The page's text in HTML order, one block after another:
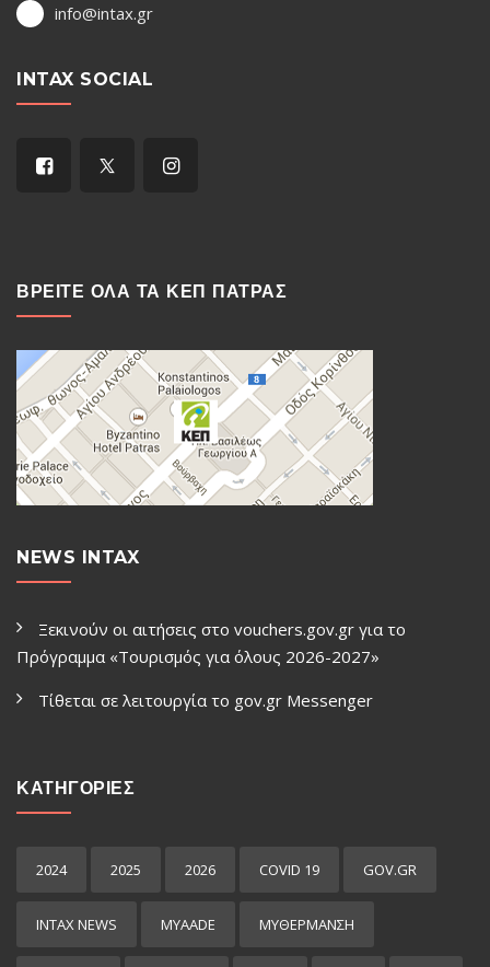
info@intax.gr
INTAX SOCIAL
ΒΡΕΙΤΕ ΟΛΑ ΤΑ ΚΕΠ ΠΑΤΡΑΣ
NEWS INTAX
Ξεκινούν οι αιτήσεις στο vouchers.gov.gr για το
Πρόγραμμα «Τουρισμός για όλους 2026-2027»
Τίθεται σε λειτουργία το gov.gr Μessenger
ΚΑΤΗΓΟΡΙΕΣ
2024 2025 2026 COVID 19 GOV.GR
INTAX NEWS MYAADE MYΘΈΡΜΑΝΣΗ